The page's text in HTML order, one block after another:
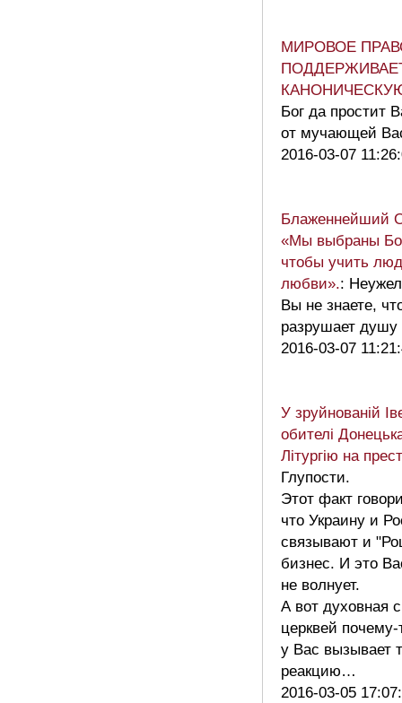
МИРОВОЕ
Бог да простит
от мучающей
2016-03-07
Блаженнейший
«Мы выбраны
чтобы учить
любви».:
Вы не знаете,
разрушает
2016-03-07
У зруйнованій
обителі
Літургію на
Глупости.
Этот факт
что Украину и
связывают и
бизнес. И это
не волнует.
А вот духовная
церквей почему-
у Вас вызывает
реакцию…
2016-03-05